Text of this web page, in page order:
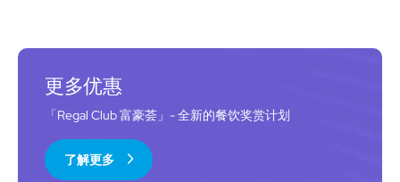
更多优惠
「Regal Club 富豪荟」- 全新的餐饮奖赏计划
了解更多